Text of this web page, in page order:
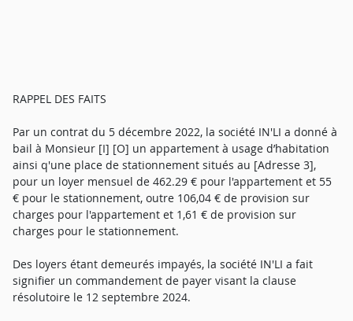
RAPPEL DES FAITS
Par un contrat du 5 décembre 2022, la société IN'LI a donné à
bail à Monsieur [I] [O] un appartement à usage d’habitation
ainsi q'une place de stationnement situés au [Adresse 3],
pour un loyer mensuel de 462.29 € pour l'appartement et 55
€ pour le stationnement, outre 106,04 € de provision sur
charges pour l'appartement et 1,61 € de provision sur
charges pour le stationnement.
Des loyers étant demeurés impayés, la société IN'LI a fait
signifier un commandement de payer visant la clause
résolutoire le 12 septembre 2024.